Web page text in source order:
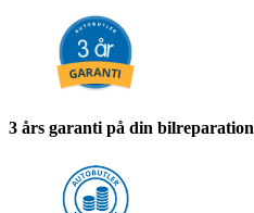
3 års garanti på din bilreparation